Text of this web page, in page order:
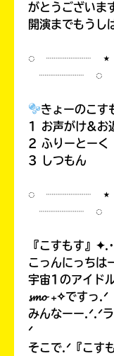
がとうございま
開演までもうし
◌ ┈┈┈┈
┈┈┈┈ ◌
きょーのこす
1 お声がけ&お
2 ふりーとーく
3 しつもん
◌ ┈┈┈┈
┈┈┈┈ ◌
『こすもす』
こっんにっちは
宇宙1のアイド
𝓼𝓶𝓸 ₊✧ですっ.ᐟ
みんなーー.ᐟ.ᐟ
ᐟ
そこで.ᐟ『こす